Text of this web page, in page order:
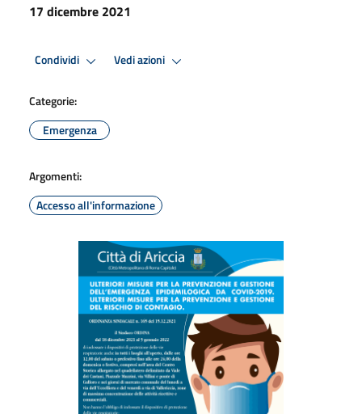
17 dicembre 2021
Condividi Vedi azioni
Categorie:
Emergenza
Argomenti:
Accesso all'informazione